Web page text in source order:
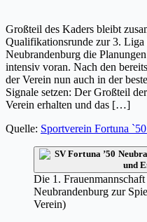
Großteil des Kaders bleibt
Qualifikationsrunde zur 3. Liga
Neubrandenburg die
intensiv voran. Nach den
der Verein nun auch in der
Signale setzen: Der Großteil
Verein erhalten und das […]
Quelle: Sportverein Fortuna
Die 1.
Neubrandenburg zur
Verein)